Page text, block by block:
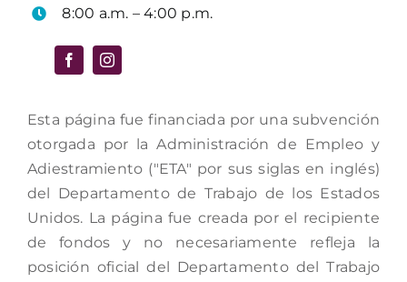
8:00 a.m. – 4:00 p.m.
Esta página fue financiada por una subvención
otorgada por la Administración de Empleo y
Adiestramiento ("ETA" por sus siglas en inglés)
del Departamento de Trabajo de los Estados
Unidos. La página fue creada por el recipiente
de fondos y no necesariamente refleja la
posición oficial del Departamento del Trabajo